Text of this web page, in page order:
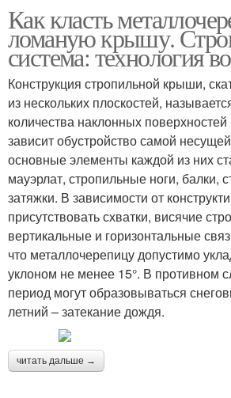
Как класть
ломаную крышу.
система: технология
Конструкция стропильной крыши,
из нескольких плоскостей,
количества наклонных
зависит обустройство самой
основные элементы каждой из них
мауэрлат, стропильные ноги, балки,
затяжки. В зависимости от
присутствовать схватки, висячие
вертикальные и горизонтальные
что металлочерепицу допустимо
уклоном не менее 15°. В противном
период могут образовываться
летний – затекание дождя.
читать дальше →